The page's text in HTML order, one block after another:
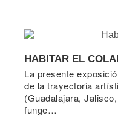
HABITAR EL
La presente
de la trayectoria
(Guadalajara,
funge…